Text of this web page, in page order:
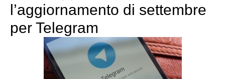
l’aggiornamento di settembre
per Telegram